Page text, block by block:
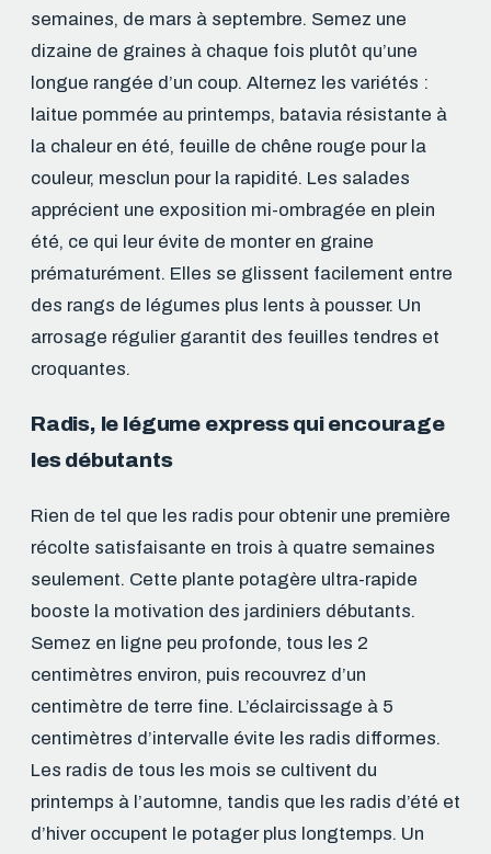
semaines, de mars à septembre. Semez une
dizaine de graines à chaque fois plutôt qu’une
longue rangée d’un coup. Alternez les variétés :
laitue pommée au printemps, batavia résistante à
la chaleur en été, feuille de chêne rouge pour la
couleur, mesclun pour la rapidité. Les salades
apprécient une exposition mi-ombragée en plein
été, ce qui leur évite de monter en graine
prématurément. Elles se glissent facilement entre
des rangs de légumes plus lents à pousser. Un
arrosage régulier garantit des feuilles tendres et
croquantes.
Radis, le légume express qui encourage
les débutants
Rien de tel que les radis pour obtenir une première
récolte satisfaisante en trois à quatre semaines
seulement. Cette plante potagère ultra-rapide
booste la motivation des jardiniers débutants.
Semez en ligne peu profonde, tous les 2
centimètres environ, puis recouvrez d’un
centimètre de terre fine. L’éclaircissage à 5
centimètres d’intervalle évite les radis difformes.
Les radis de tous les mois se cultivent du
printemps à l’automne, tandis que les radis d’été et
d’hiver occupent le potager plus longtemps. Un